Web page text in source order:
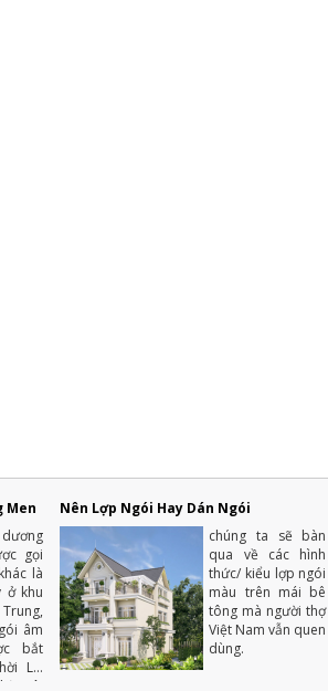
Men
gọi
là
ở khu
âm
bắt
Lý,
Lê,
Nên Lợp Ngói Hay Dán Ngói
chúng ta sẽ bàn
qua về các hình
thức/ kiểu lợp ngói
màu trên mái bê
tông mà người thợ
Việt Nam vẫn quen
dùng.